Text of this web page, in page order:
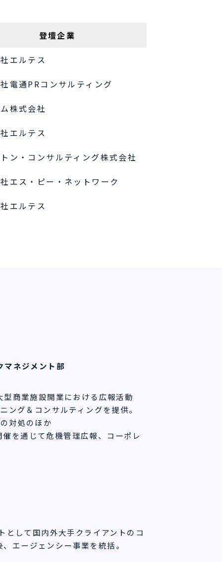
登壇企業
エルテス
電通PRコンサルティング
株式会社
エルテス
ン・コンサルティング株式会社
エス・ピー・ネットワーク
エルテス
マネジメント部
商業施設開業における広報活動
グ＆コンサルティングを提供。
対処のほか
を通じて危機管理広報、コーポレ
して国内外大手クライアントのコ
エージェンシー事業を統括。